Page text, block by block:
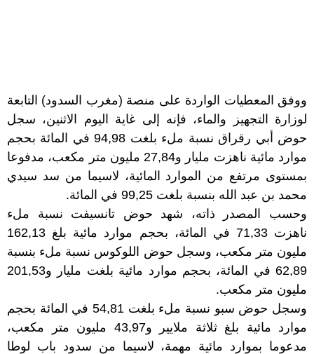
ووفق المعطيات الواردة على منصة (مغرب السدود) التابعة
لوزارة التجهيز والماء، فإنه إلى غاية اليوم الاثنين، سجل
حوض أبي رقراق نسبة ملء بلغت 94,98 في المائة بحجم
موارد مائية ناهزت مليار و27,84 مليون متر مكعب، مدفوعا
بمستوى مرتفع من الموارد المائية، لاسيما من سد سيدي
محمد بن عبد الله بنسبة بلغت 99,25 في المائة.
وحسب المصدر ذاته، شهد حوض تانسيفت نسبة ملء
ناهزت 71,33 في المائة، بحجم موارد مائية بلغ 162,13
مليون متر مكعب، وسجل حوض اللوكوس نسبة ملء بنسبة
62,89 في المائة، بحجم موارد مائية بلغت مليار و201,53
مليون متر مكعب.
وسجل حوض سبو نسبة ملء بلغت 54,81 في المائة بحجم
موارد مائية بلغ ثلاثة ملايير و43,97 مليون متر مكعب،
مدعوما بموارد مائية مهمة، لاسيما من سدود باب لوطا